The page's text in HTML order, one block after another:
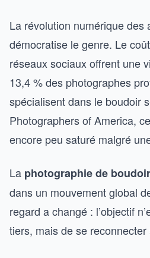
La révolution numérique des
démocratise le genre. Le
réseaux sociaux offrent une
13,4 % des photographes
spécialisent dans le boudoir
Photographers of America,
encore peu saturé malgré
La photographie de boudoir
dans un mouvement global
regard a changé : l’objectif
tiers, mais de se